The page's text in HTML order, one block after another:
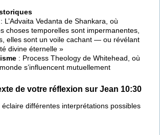
L’Advaita Vedanta de Shankara, où
choses temporelles sont impermanentes,
elles sont un voile cachant — ou révélant
divine éternelle »
: Process Theology de Whitehead, où
s’influencent mutuellement
de votre réflexion sur Jean 10:30
différentes interprétations possibles